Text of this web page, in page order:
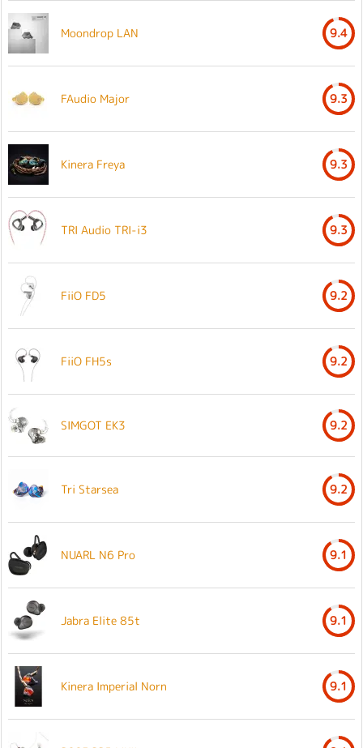
Moondrop LAN 9.4
FAudio Major 9.3
Kinera Freya 9.3
TRI Audio TRI-i3 9.3
FiiO FD5 9.2
FiiO FH5s 9.2
SIMGOT EK3 9.2
Tri Starsea 9.2
NUARL N6 Pro 9.1
Jabra Elite 85t 9.1
Kinera Imperial Norn 9.1